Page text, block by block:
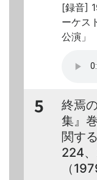
[録音]
ーケス
公演」
5
終焉
集』
関す
224
（